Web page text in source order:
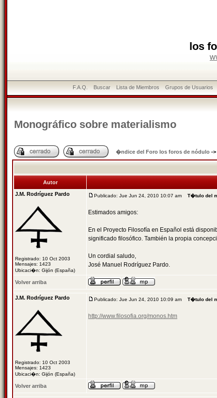
los
F.A.Q. Buscar Lista de Miembros Grupos de Usuarios
Monográfico sobre materialismo
�ndice del Foro los foros de nódulo ->
Autor
J.M. Rodríguez Pardo
Registrado: 10 Oct 2003
Mensajes: 1423
Ubicaci�n: Gijón (España)
Publicado: Jue Jun 24, 2010 10:07 am T�tulo del
Estimados amigos:
En el Proyecto Filosofía en Español está
significado filosófico. También la propia
Un cordial saludo,
José Manuel Rodríguez Pardo.
Volver arriba
J.M. Rodríguez Pardo
Registrado: 10 Oct 2003
Mensajes: 1423
Ubicaci�n: Gijón (España)
Publicado: Jue Jun 24, 2010 10:09 am T�tulo del
http://www.filosofia.org/monos.htm
Volver arriba